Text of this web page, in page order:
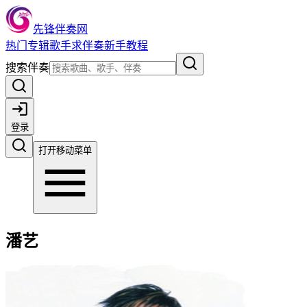
先锋伴奏网
热门 专辑歌手求伴奏新手教程
搜索伴奏
登录
打开移动菜单
潘艺